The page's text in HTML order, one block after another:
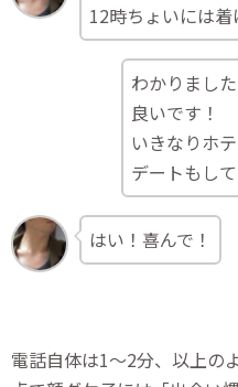
12時ちょいには
わかりまし
良いです！
いきなりホ
デートもし
はい！喜んで！
電話自体は1～2分、以上の